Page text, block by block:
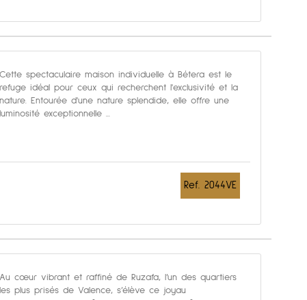
Cette spectaculaire maison individuelle à Bétera est le
refuge idéal pour ceux qui recherchent l'exclusivité et la
nature. Entourée d'une nature splendide, elle offre une
luminosité exceptionnelle ...
Ref. 2044VE
Au cœur vibrant et raffiné de Ruzafa, l’un des quartiers
les plus prisés de Valence, s’élève ce joyau